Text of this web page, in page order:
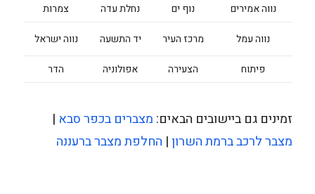
נווה אמירים
נוף ים נחלת עדה צמרות
נווה עמל מרכז העיר יד התשעה נווה ישראל
פיתוח הצעירה אפולוניה הדר
זמינים גם ביישובים הבאים: מצברים בכפר סבא |
מצבר לרכב ברמת השרון| החלפת מצבר ברעננה